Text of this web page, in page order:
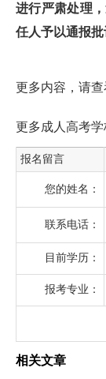
进行严肃处理
任人予以通报批
更多内容，请查
更多成人高考
报名留言
您的姓名：
联系电话：
目前学历：
报考专业：
相关文章